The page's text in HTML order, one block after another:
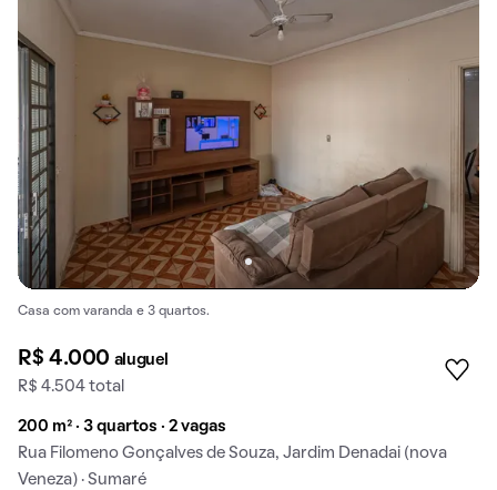
Casa com varanda e 3 quartos.
R$ 4.000 aluguel
R$ 4.504 total
200 m² · 3 quartos · 2 vagas
Rua Filomeno Gonçalves de Souza, Jardim Denadai (nova
Veneza) · Sumaré